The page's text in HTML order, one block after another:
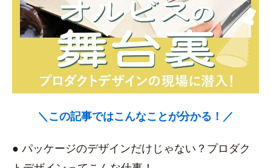
＼この記事ではこんなことが分かる！／
● パッケージのデザインだけじゃない？プロダク